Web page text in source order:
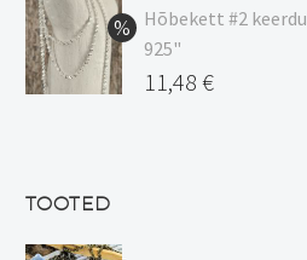
oli:
17,00 €.
hind
on:
15,00 €.
Hõbekett #2
925"
Algne
11,48 €
TOOTED